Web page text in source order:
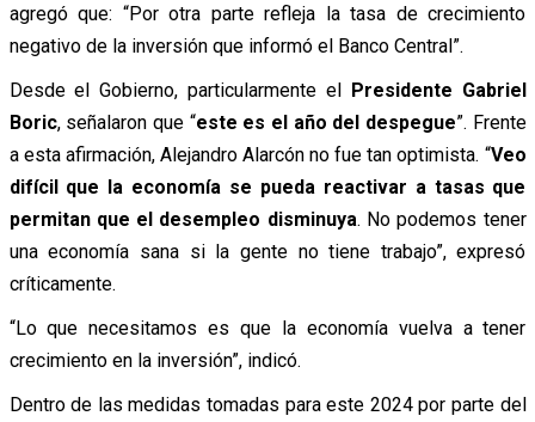
agregó que: “Por otra parte refleja la tasa de crecimiento
negativo de la inversión que informó el Banco Central”.
Desde el Gobierno, particularmente el Presidente Gabriel
Boric, señalaron que “este es el año del despegue”. Frente
a esta afirmación, Alejandro Alarcón no fue tan optimista. “Veo
difícil que la economía se pueda reactivar a tasas que
permitan que el desempleo disminuya. No podemos tener
una economía sana si la gente no tiene trabajo”, expresó
críticamente.
“Lo que necesitamos es que la economía vuelva a tener
crecimiento en la inversión”, indicó.
Dentro de las medidas tomadas para este 2024 por parte del